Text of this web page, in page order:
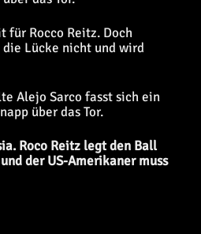
für Rocco Reitz. Doch
Lücke nicht und wird
Alejo Sarco fasst sich ein
über das Tor.
Roco Reitz legt den Ball
der US-Amerikaner muss